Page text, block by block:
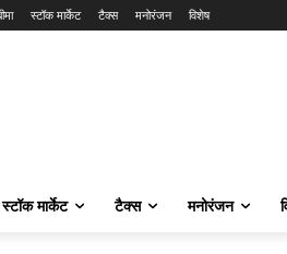
स्टॉक मार्केट टैक्स मनोरंजन विशेष
स्टॉक मार्केट टैक्स मनोरंजन